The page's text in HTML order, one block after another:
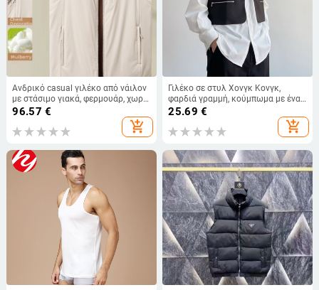
Ανδρικό casual γιλέκο από νάιλον
με στάσιμο γιακά, φερμουάρ, χωρίς
μανίκια, πλαϊνά τσέπες, επένδυση
96.57 €
add_shopping_cart
Γιλέκο σε στυλ Χονγκ Κονγκ,
φαρδιά γραμμή, κούμπωμα με ένα
κουμπί, χωρίς κουκούλα, ύφασμα
καλοκαίρι
25.69 €
add_shopping_cart